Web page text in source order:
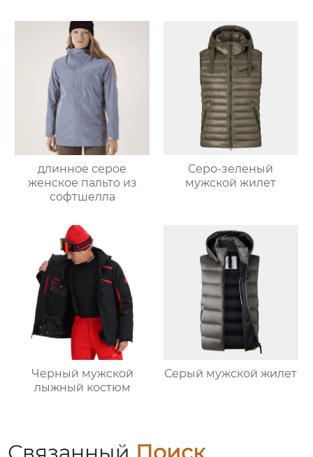
длинное серое
женское пальто из
софтшелла
Серо-зеленый
мужской жилет
Черный мужской
лыжный костюм
Серый мужской жилет